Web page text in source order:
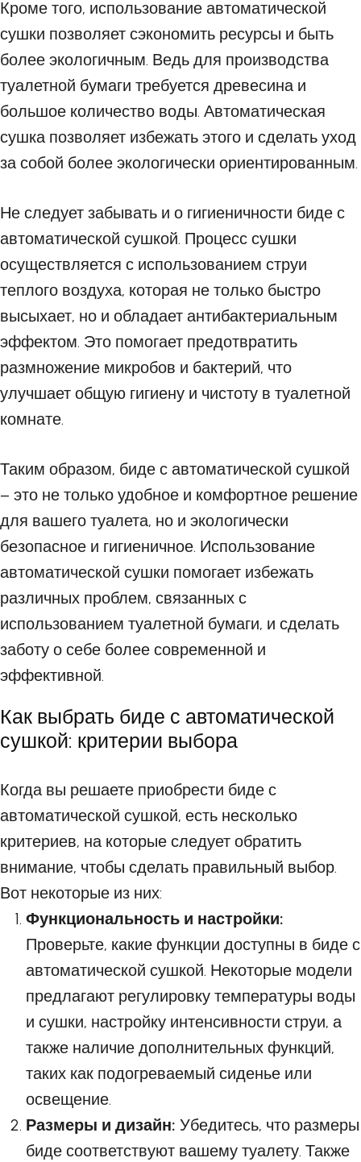
Кроме того, использование автоматической
сушки позволяет сэкономить ресурсы и быть
более экологичным. Ведь для производства
туалетной бумаги требуется древесина и
большое количество воды. Автоматическая
сушка позволяет избежать этого и сделать уход
за собой более экологически ориентированным.
Не следует забывать и о гигиеничности биде с
автоматической сушкой. Процесс сушки
осуществляется с использованием струи
теплого воздуха, которая не только быстро
высыхает, но и обладает антибактериальным
эффектом. Это помогает предотвратить
размножение микробов и бактерий, что
улучшает общую гигиену и чистоту в туалетной
комнате.
Таким образом, биде с автоматической сушкой
– это не только удобное и комфортное решение
для вашего туалета, но и экологически
безопасное и гигиеничное. Использование
автоматической сушки помогает избежать
различных проблем, связанных с
использованием туалетной бумаги, и сделать
заботу о себе более современной и
эффективной.
Как выбрать биде с автоматической
сушкой: критерии выбора
Когда вы решаете приобрести биде с
автоматической сушкой, есть несколько
критериев, на которые следует обратить
внимание, чтобы сделать правильный выбор.
Вот некоторые из них:
Функциональность и настройки:
Проверьте, какие функции доступны в биде с
автоматической сушкой. Некоторые модели
предлагают регулировку температуры воды
и сушки, настройку интенсивности струи, а
также наличие дополнительных функций,
таких как подогреваемый сиденье или
освещение.
Размеры и дизайн: Убедитесь, что размеры
биде соответствуют вашему туалету. Также